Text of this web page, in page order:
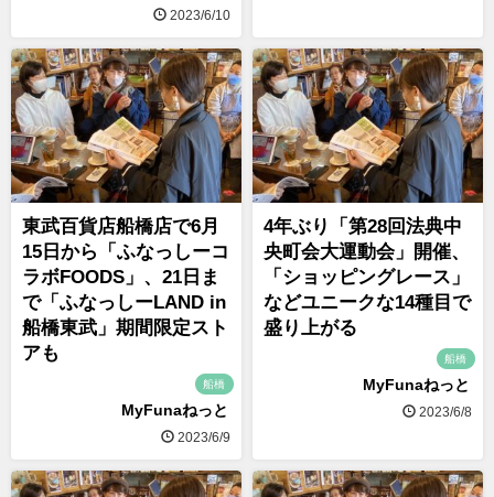
2023/6/10
東武百貨店船橋店で6月
15日から「ふなっしーコ
ラボFOODS」、21日ま
で「ふなっしーLAND in
船橋東武」期間限定スト
アも
船橋
MyFunaねっと
2023/6/9
4年ぶり「第28回法典中
央町会大運動会」開催、
「ショッピングレース」
などユニークな14種目で
盛り上がる
船橋
MyFunaねっと
2023/6/8